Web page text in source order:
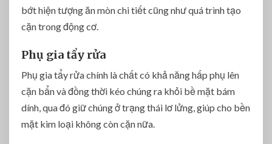
bớt hiện tượng ăn mòn chi tiết cũng như quá trình tạo
cặn trong động cơ.
Phụ gia tẩy rửa
Phụ gia tẩy rửa chính là chất có khả năng hấp phụ lên
cặn bẩn và đồng thời kéo chúng ra khỏi bề mặt bám
dính, qua đó giữ chúng ở trạng thái lơ lửng, giúp cho bền
mặt kim loại không còn cặn nữa.